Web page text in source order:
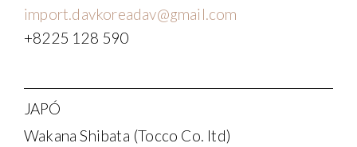
import.davkoreadav@gmail.com
+8225 128 590
JAPÓ
Wakana Shibata (Tocco Co. ltd)